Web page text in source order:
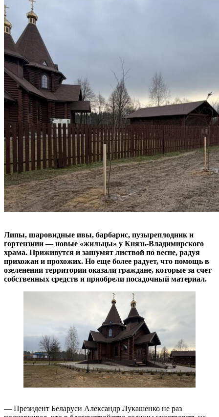
Липы, шаровидные ивы, барбарис, пузыреплодник и
гортензиии — новые «жильцы» у Князь-Владимирского
храма. Приживутся и зашумят листвой по весне, радуя
прихожан и прохожих. Но еще более радует, что помощь в
озеленении территории оказали граждане, которые за счет
собственных средств и приобрели посадочный материал.
— Президент Беларуси Александр Лукашенко не раз